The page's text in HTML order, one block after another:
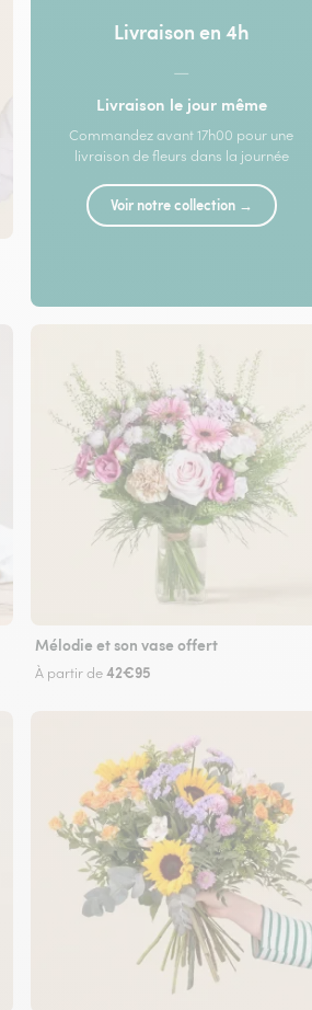
Livraison en 4h
—
Livraison le jour même
Commandez avant 17h00 pour une
livraison de fleurs dans la journée
Voir notre collection →
Mélodie et son vase offert
À partir de42€95